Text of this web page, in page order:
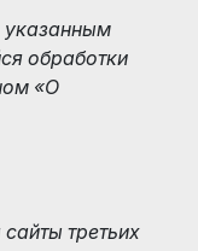
указанным
обработки
«О
третьих